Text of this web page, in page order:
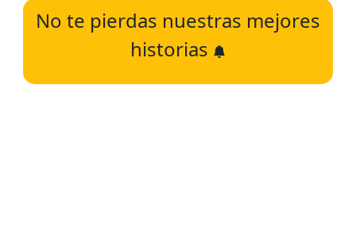
No te pierdas nuestras mejores
historias